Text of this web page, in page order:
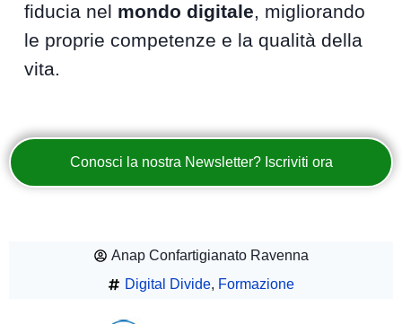
fiducia nel mondo digitale, migliorando
le proprie competenze e la qualità della
vita.
Conosci la nostra Newsletter? Iscriviti ora
Anap Confartigianato Ravenna
Digital Divide, Formazione